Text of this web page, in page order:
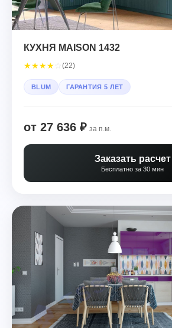
КУХНЯ MAISON 1432
★★★★ (22)
BLUM ГАРАНТИЯ 5 ЛЕТ
от 27 636 ₽ за п.м.
Заказать расчет
Бесплатно за 30 мин